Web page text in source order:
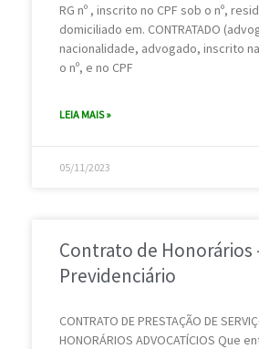
RG nº , inscrito no CPF sob o nº,
domiciliado em. CONTRATADO
nacionalidade, advogado, inscrito
o nº, e no CPF
LEIA MAIS »
05/11/2023
Contrato de Honorários
Previdenciário
CONTRATO DE PRESTAÇÃO DE
HONORÁRIOS ADVOCATÍCIOS Que